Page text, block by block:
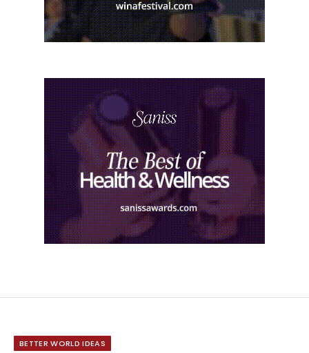
BETTER WORLD IDEAS